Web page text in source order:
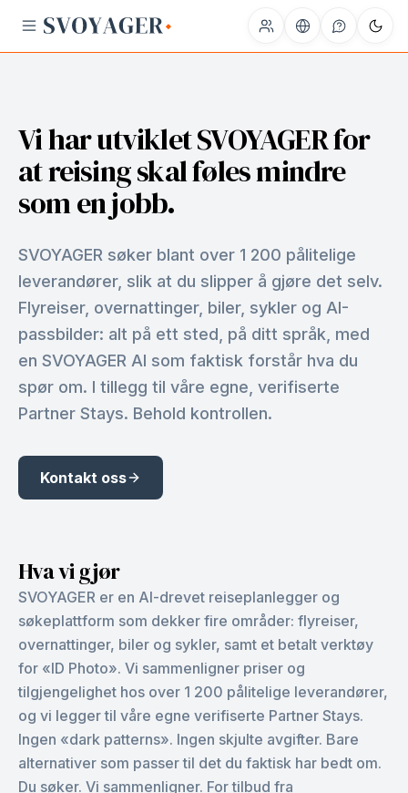
Vi har utviklet SVOYAGER for
at reising skal føles mindre
som en jobb.
SVOYAGER søker blant over 1 200 pålitelige
leverandører, slik at du slipper å gjøre det selv.
Flyreiser, overnattinger, biler, sykler og AI-
passbilder: alt på ett sted, på ditt språk, med
en SVOYAGER AI som faktisk forstår hva du
spør om. I tillegg til våre egne, verifiserte
Partner Stays. Behold kontrollen.
Kontakt oss
Hva vi gjør
SVOYAGER er en AI-drevet reiseplanlegger og
søkeplattform som dekker fire områder: flyreiser,
overnattinger, biler og sykler, samt et betalt verktøy
for «ID Photo». Vi sammenligner priser og
tilgjengelighet hos over 1 200 pålitelige leverandører,
og vi legger til våre egne verifiserte Partner Stays.
Ingen «dark patterns». Ingen skjulte avgifter. Bare
alternativer som passer til det du faktisk har bedt om.
Du søker. Vi sammenligner. For tilbud fra